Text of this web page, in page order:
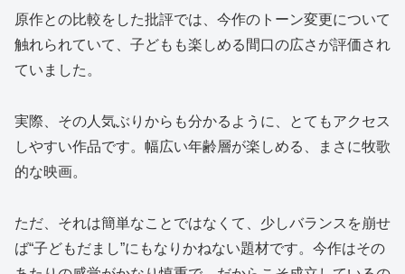
原作との比較をした批評では、今作のトーン変更について
触れられていて、子どもも楽しめる間口の広さが評価され
ていました。
実際、その人気ぶりからも分かるように、とてもアクセス
しやすい作品です。幅広い年齢層が楽しめる、まさに牧歌
的な映画。
ただ、それは簡単なことではなくて、少しバランスを崩せ
ば“子どもだまし”にもなりかねない題材です。今作はその